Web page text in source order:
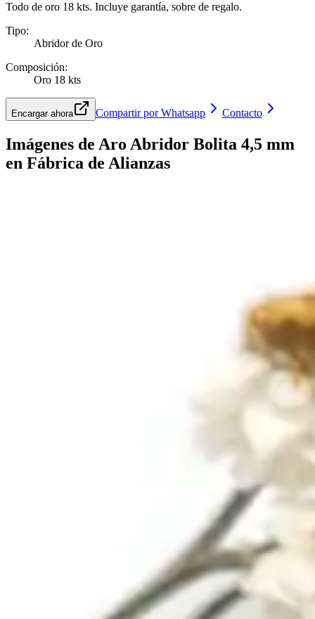
Todo de oro 18 kts. Incluye garantía, sobre de regalo.
Tipo:
Abridor de Oro
Composición:
Oro 18 kts
Encargar ahora Compartir por Whatsapp Contacto
Imágenes de Aro Abridor Bolita 4,5 mm
en Fábrica de Alianzas